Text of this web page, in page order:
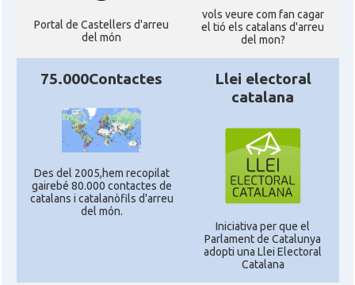
Portal de Castellers d'arreu
del món
vols veure com fan cagar
el tió els catalans d'arreu
del mon?
75.000Contactes
Des del 2005,hem recopilat
gairebé 80.000 contactes de
catalans i catalanòfils d'arreu
del món.
Llei electoral
catalana
Iniciativa per que el
Parlament de Catalunya
adopti una Llei Electoral
Catalana